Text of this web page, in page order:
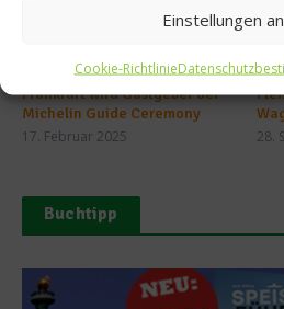
Einstellungen
Cookie-Richtlinie
Frankfurt wird Gastgeber der
Michelin Guide Ceremony
17. Februar 2025
28.
Buchtipp